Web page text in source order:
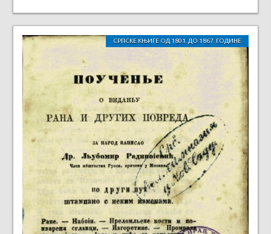
СРПСКЕ КЊИГЕ ОД 1801. ДО 1867. ГОДИНЕ